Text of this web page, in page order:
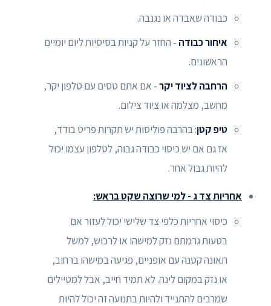
כבודה שאבדה או נגנבה.
איחור כבודה - החזר על קניות בסיסיות ליום יומיים
הראשונים.
הרחבה לציוד יקר- אם אתם טסים עם טלפון יקר,
מחשב, מצלמה או ציוד צילום.
טיפ קטן: בהרבה פוליסות יש תקרות פריט בודד,
אז גם אם יש כיסוי כבודה גבוה, לטלפון עצמו יכול
להיות גבול אחר.
אחריות צד ג - למי שרוצה שקט בראש:
כיסוי אחריות כלפי צד שלישי יכול לעזור אם
בטעות גרמתם נזק למישהו או לרכוש, למשל
תאונה קטנה עם אופניים, פגיעה במישהו ברחוב,
או נזק במקום לינה. לא תמיד חייב, אבל למטיילים
שמרבים להתנייד ולהיות בתנועה זה יכול להיות